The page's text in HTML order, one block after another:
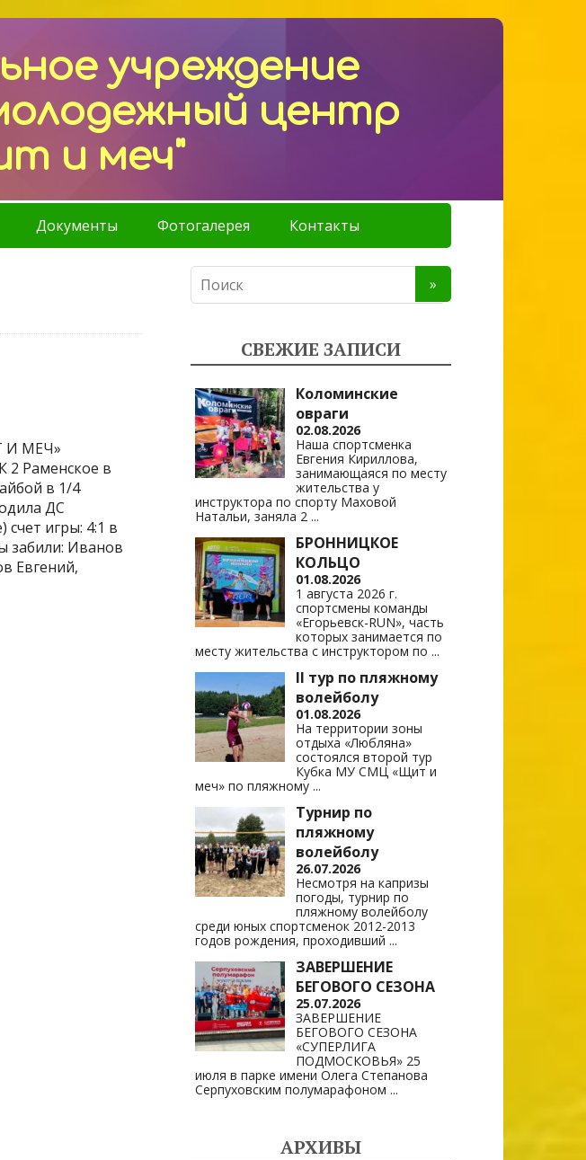
учреждение
центр
и меч"
Документы Фотогалерея Контакты
И МЕЧ»
2 Раменское в
в 1/4
ДС
счет игры: 4:1 в
забили: Иванов
Евгений,
СВЕЖИЕ ЗАПИСИ
Коломинские
овраги
02.08.2026
Наша спортсменка
Евгения Кириллова,
занимающаяся по месту
жительства у
инструктора по спорту Маховой
Натальи, заняла 2 ...
БРОННИЦКОЕ
КОЛЬЦО
01.08.2026
1 августа 2026 г.
спортсмены команды
«Егорьевск-RUN», часть
которых занимается по
месту жительства с инструктором по ...
II тур по пляжному
волейболу
01.08.2026
На территории зоны
отдыха «Любляна»
состоялся второй тур
Кубка МУ СМЦ «Щит и
меч» по пляжному ...
Турнир по
пляжному
волейболу
26.07.2026
Несмотря на капризы
погоды, турнир по
пляжному волейболу
среди юных спортсменок 2012-2013
годов рождения, проходивший ...
ЗАВЕРШЕНИЕ
БЕГОВОГО СЕЗОНА
25.07.2026
ЗАВЕРШЕНИЕ
БЕГОВОГО СЕЗОНА
«СУПЕРЛИГА
ПОДМОСКОВЬЯ» 25
июля в парке имени Олега Степанова
Серпуховским полумарафоном ...
АРХИВЫ